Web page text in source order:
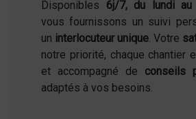
Disponibles 6j/7, du lundi au
vous fournissons un suivi
un interlocuteur unique. Votre
notre priorité, chaque chantier
et accompagné de conseils
adaptés à vos besoins.